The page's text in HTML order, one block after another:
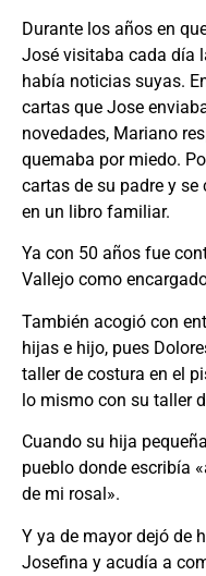
Durante los años en
José visitaba cada día
había noticias suyas.
cartas que Jose
novedades, Mariano
quemaba por miedo.
cartas de su padre y
en un libro familiar.
Ya con 50 años fue
Vallejo como
También acogió con
hijas e hijo, pues
taller de costura en el
lo mismo con su taller
Cuando su hija
pueblo donde escribía
de mi rosal».
Y ya de mayor dejó de
Josefina y acudía a